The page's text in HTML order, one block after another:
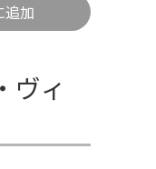
追加
ヴィ